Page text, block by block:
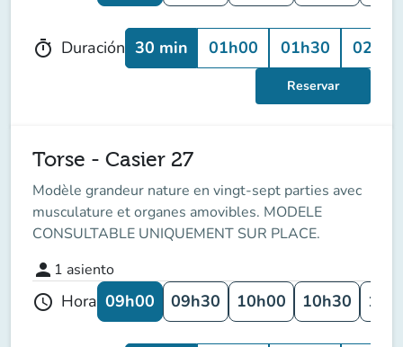
timer Duración 30 min 01h00 01h30 02h00
Reservar
Torse - Casier 27
Modèle grandeur nature en vingt-sept parties avec
musculature et organes amovibles. MODELE
CONSULTABLE UNIQUEMENT SUR PLACE.
person 1 asiento
schedule Hora 09h00 09h30 10h00 10h30